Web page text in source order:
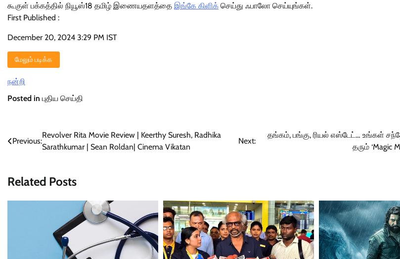
கூகுள் பக்கத்தில் நியூஸ்18 தமிழ் இணையதளத்தை இங்கே கிளிக் செய்து ஃபாலோ செய்யுங்கள்.
First Published :
December 20, 2024 3:29 PM IST
மேலும் படிக்க
நன்றி
Posted in புதிய செய்தி
Post
Previous:
Revolver Rita Movie Review | Keerthy Suresh, Radhika
Sarathkumar | Sean Roldan| Cinema Vikatan
Next:
தங்கம், பங்கு, ரியல் எஸ்டேட்… உங்கள்
தரும் ‘Magic
Related Posts